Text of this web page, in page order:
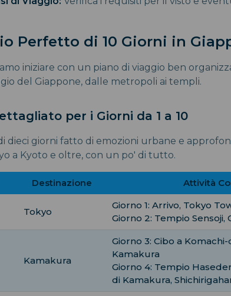
Perfetto di 10 Giorni in
iniziare con un piano di viaggio ben
del Giappone, dalle metropoli ai templi.
per i Giorni da 1 a 10
dieci giorni fatto di emozioni urbane e
a Kyoto e oltre, con un po' di tutto.
Destinazione Attività
Tokyo
Giorno 1: Arrivo, Tokyo
Giorno 2: Tempio Sensoji,
Kamakura
Giorno 3: Cibo a
Kamakura
Giorno 4: Tempio
di Kamakura,